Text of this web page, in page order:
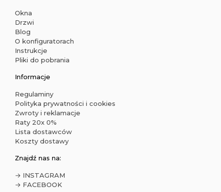
Okna
Drzwi
Blog
O konfiguratorach
Instrukcje
Pliki do pobrania
Informacje
Regulaminy
Polityka prywatności i cookies
Zwroty i reklamacje
Raty 20x 0%
Lista dostawców
Koszty dostawy
Znajdź nas na:
→ INSTAGRAM
→ FACEBOOK